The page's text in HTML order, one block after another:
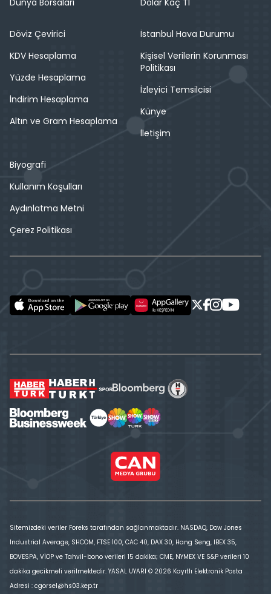
Dünya Borsaları
Dolar Kaç Tl
Döviz Çevirici
KDV Hesaplama
Yüzde Hesaplama
İndirim Hesaplama
Altın ve Gram Hesaplama
İstanbul Hava Durumu
Kişisel Verilerin Korunması
Politikası
İzleyici Temsilcisi
Künye
İletişim
Biyografi
Kullanım Koşulları
Aydınlatma Metni
Çerez Politikası
Sitemizdeki veriler Foreks tarafından sağlanmaktadır. NASDAQ, Dow Jones
Industrial Average, SHCOM, FTSE 100, CAC 40, DAX 30, Hang Seng, IBEX 35,
BOVESPA, VİOP ve Tahvil-bono verileri 15 dakika; CME, NYMEX VE S&P verileri 10
dakika gecikmeli verilmektedir. YASAL UYARI © 2026 Kayıtlı Elektronik Posta
Adresi : cgorsel@hs03.kep.tr